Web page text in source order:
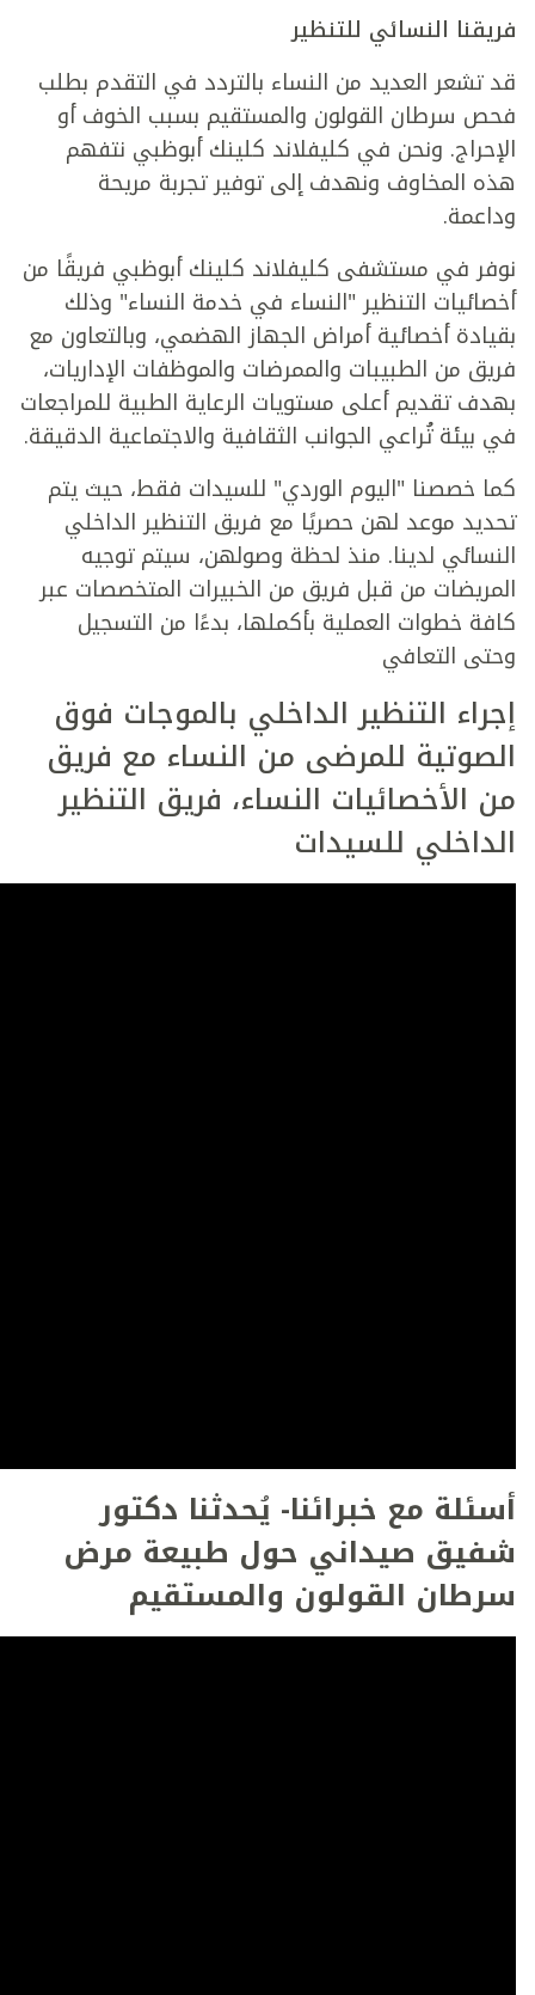
فريقنا النسائي للتنظير
قد تشعر العديد من النساء بالتردد في التقدم بطلب
فحص سرطان القولون والمستقيم بسبب الخوف أو
الإحراج. ونحن في كليفلاند كلينك أبوظبي نتفهم
هذه المخاوف ونهدف إلى توفير تجربة مريحة
وداعمة.
نوفر في مستشفى كليفلاند كلينك أبوظبي فريقًا من
أخصائيات التنظير "النساء في خدمة النساء" وذلك
بقيادة أخصائية أمراض الجهاز الهضمي، وبالتعاون مع
فريق من الطبيبات والممرضات والموظفات الإداريات،
بهدف تقديم أعلى مستويات الرعاية الطبية للمراجعات
في بيئة تُراعي الجوانب الثقافية والاجتماعية الدقيقة.
كما خصصنا "اليوم الوردي" للسيدات فقط، حيث يتم
تحديد موعد لهن حصريًا مع فريق التنظير الداخلي
النسائي لدينا. منذ لحظة وصولهن، سيتم توجيه
المريضات من قبل فريق من الخبيرات المتخصصات عبر
كافة خطوات العملية بأكملها، بدءًا من التسجيل
وحتى التعافي
إجراء التنظير الداخلي بالموجات فوق
الصوتية للمرضى من النساء مع فريق
من الأخصائيات النساء، فريق التنظير
الداخلي للسيدات
أسئلة مع خبرائنا- يُحدثنا دكتور
شفيق صيداني حول طبيعة مرض
سرطان القولون والمستقيم